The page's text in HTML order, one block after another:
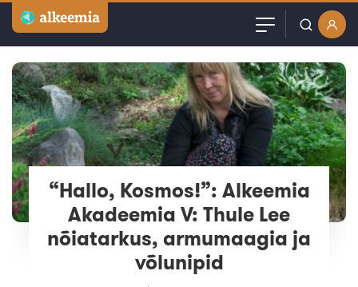
Artiklid
Podcast
Videod
Veebinarid
Kuulutused
Kasutajanimi või email
Parool
Jäta mind meelde
“Hallo, Kosmos!”: Alkeemia
Akadeemia V: Thule Lee
nõiatarkus, armumaagia ja
võlunipid